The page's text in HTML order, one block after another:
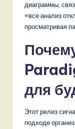
диаграммы,
«все анализ
просматривая
для
Этот релиз
подходе